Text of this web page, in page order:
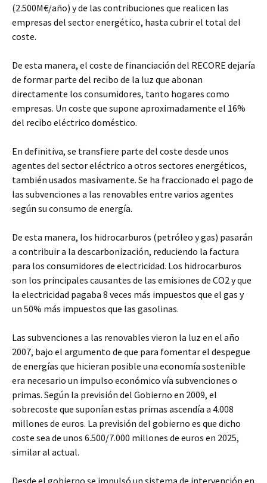
(2.500M€/año) y de las contribuciones que realicen las
empresas del sector energético, hasta cubrir el total del
coste.
De esta manera, el coste de financiación del RECORE dejaría
de formar parte del recibo de la luz que abonan
directamente los consumidores, tanto hogares como
empresas. Un coste que supone aproximadamente el 16%
del recibo eléctrico doméstico.
En definitiva, se transfiere parte del coste desde unos
agentes del sector eléctrico a otros sectores energéticos,
también usados masivamente. Se ha fraccionado el pago de
las subvenciones a las renovables entre varios agentes
según su consumo de energía.
De esta manera, los hidrocarburos (petróleo y gas) pasarán
a contribuir a la descarbonización, reduciendo la factura
para los consumidores de electricidad. Los hidrocarburos
son los principales causantes de las emisiones de CO2 y que
la electricidad pagaba 8 veces más impuestos que el gas y
un 50% más impuestos que las gasolinas.
Las subvenciones a las renovables vieron la luz en el año
2007, bajo el argumento de que para fomentar el despegue
de energías que hicieran posible una economía sostenible
era necesario un impulso económico vía subvenciones o
primas. Según la previsión del Gobierno en 2009, el
sobrecoste que suponían estas primas ascendía a 4.008
millones de euros. La previsión del gobierno es que dicho
coste sea de unos 6.500/7.000 millones de euros en 2025,
similar al actual.
Desde el gobierno se impulsó un sistema de intervención en